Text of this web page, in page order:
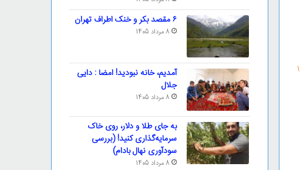
۶ مقصد بکر و خنک اطراف تهران
8 مرداد 1405
آمدیم، خانه نبودید! امضا : دایی
جلال
8 مرداد 1405
به جای طلا و دلار، روی خاک
سرمایه‌گذاری کنید! (بررسی
سودآوری نهال بادام)
8 مرداد 1405